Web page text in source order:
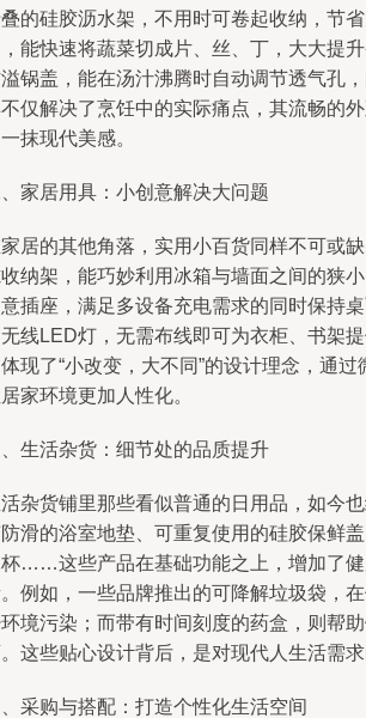
的硅胶沥水架，不用时可卷起收纳，节
能快速将蔬菜切成片、丝、丁，大大提
锅盖，能在汤汁沸腾时自动调节透气孔
仅解决了烹饪中的实际痛点，其流畅的
抹现代美感。
家居用具：小创意解决大问题
居的其他角落，实用小百货同样不可或
纳架，能巧妙利用冰箱与墙面之间的狭
插座，满足多设备充电需求的同时保持
线LED灯，无需布线即可为衣柜、书架
现了“小改变，大不同”的设计理念，通
家环境更加人性化。
生活杂货：细节处的品质提升
杂货铺里那些看似普通的日用品，如今
滑的浴室地垫、可重复使用的硅胶保鲜
……这些产品在基础功能之上，增加了
例如，一些品牌推出的可降解垃圾袋，
境污染；而带有时间刻度的药盒，则帮
这些贴心设计背后，是对现代人生活需求
采购与搭配：打造个性化生活空间